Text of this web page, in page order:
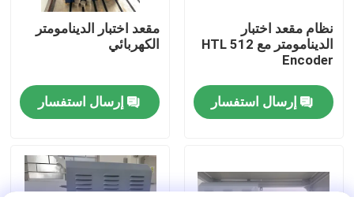
أخبار
الحالات
دينامومتر عالي السرعة
نظام مقعد اختبار
الدينامومتر مع HTL 512
Encoder
إرسال استفسار
مقعد اختبار الدينامومتر
الكهربائي
إرسال استفسار